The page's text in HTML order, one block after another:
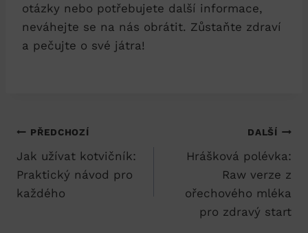
otázky​ nebo potřebujete další informace,
‌neváhejte se na ⁣nás⁤ obrátit. Zůstaňte zdraví
a⁣ pečujte o⁣ své játra!
Navigace
pro
příspěvek
PŘEDCHOZÍ
Jak užívat kotvičník:
Praktický návod pro
každého
DALŠÍ
Hrášková polévka:
Raw verze z
ořechového mléka
pro zdravý start